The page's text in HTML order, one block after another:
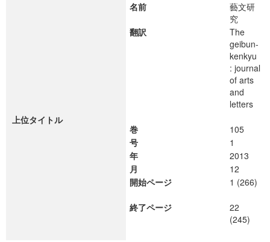
上位タイトル
名前
藝文研
究
翻訳
The
geibun-
kenkyu
: journal
of arts
and
letters
巻
105
号
1
年
2013
月
12
開始ページ
1 (266)
終了ページ
22
(245)